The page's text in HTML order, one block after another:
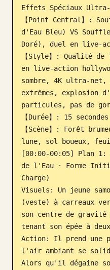
Effets Spéciaux
【Point Central】:
d'Eau Bleu) VS
Doré), duel en live-
【Style】: Qualité
en live-action
sombre, 4K ultra-net,
extrêmes, explosion
particules, pas de
【Durée】: 15 secondes
【Scène】: Forêt
lune, sol boueux,
[00:00-00:05] Plan 1:
de l'Eau · Forme
Charge)
Visuels: Un jeune
(veste) à carreaux
son centre de
tenant son épée à
Action: Il prend une
l'air ambiant se
Alors qu'il dégaine